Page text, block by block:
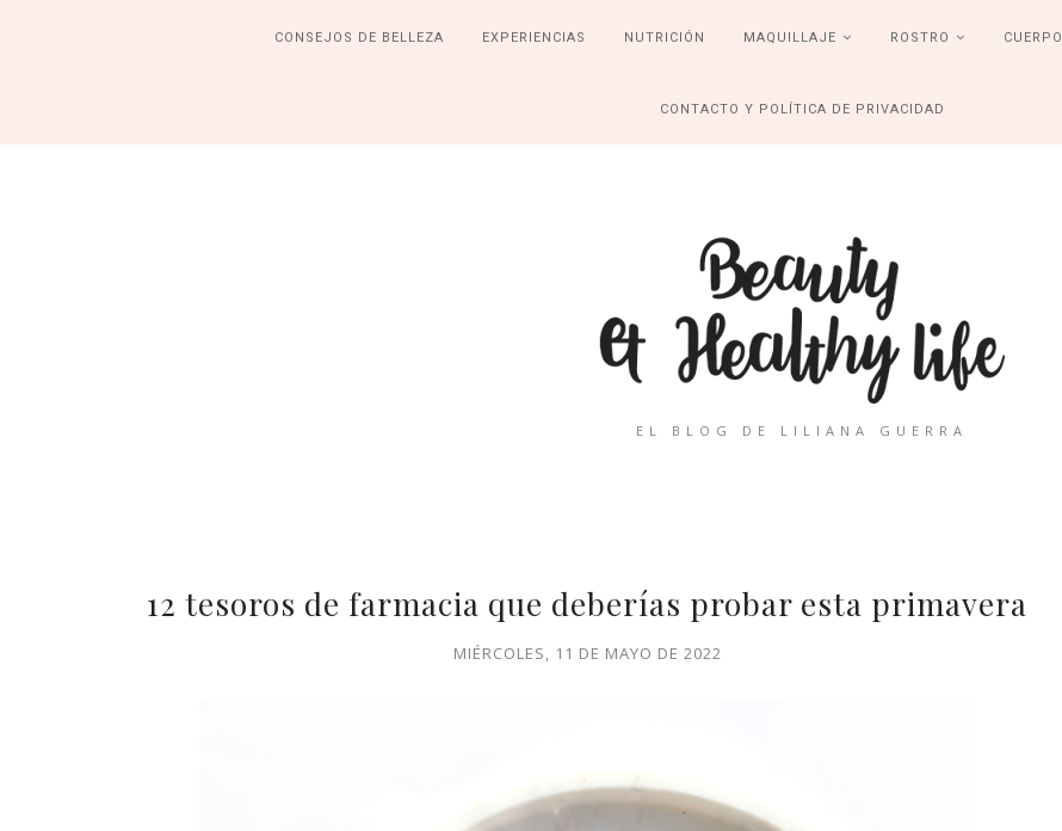
CONSEJOS DE BELLEZA EXPERIENCIAS NUTRICIÓN MAQUILLAJE ROSTRO CUERPO
CONTACTO Y POLÍTICA DE PRIVACIDAD
EL BLOG DE LILIANA GUERRA
12 tesoros de farmacia que deberías probar esta primavera
MIÉRCOLES, 11 DE MAYO DE 2022